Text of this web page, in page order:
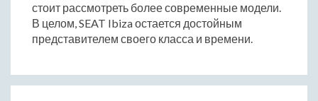
стоит рассмотреть более современные модели.
В целом, SEAT Ibiza остается достойным
представителем своего класса и времени.